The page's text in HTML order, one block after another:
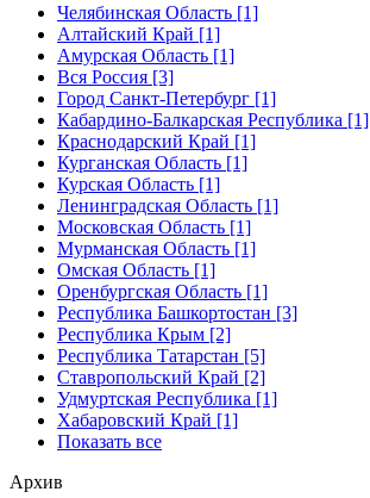
Челябинская Область [1]
Алтайский Край [1]
Амурская Область [1]
Вся Россия [3]
Город Санкт-Петербург [1]
Кабардино-Балкарская Республика [1]
Краснодарский Край [1]
Курганская Область [1]
Курская Область [1]
Ленинградская Область [1]
Московская Область [1]
Мурманская Область [1]
Омская Область [1]
Оренбургская Область [1]
Республика Башкортостан [3]
Республика Крым [2]
Республика Татарстан [5]
Ставропольский Край [2]
Удмуртская Республика [1]
Хабаровский Край [1]
Показать все
Архив